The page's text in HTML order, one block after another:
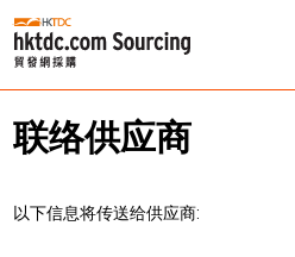
联络供应商
以下信息将传送给供应商: